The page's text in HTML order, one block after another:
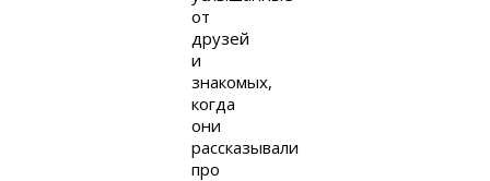
от
друзей
и
знакомых,
когда
они
рассказывали
про